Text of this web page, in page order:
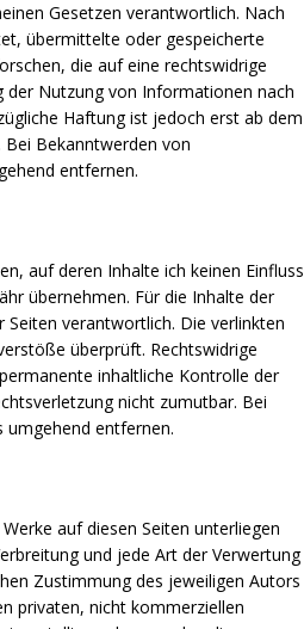
Gesetzen verantwortlich. Nach
übermittelte oder gespeicherte
die auf eine rechtswidrige
der Nutzung von Informationen nach
Haftung ist jedoch erst ab dem
Bekanntwerden von
entfernen.
auf deren Inhalte ich keinen Einfluss
übernehmen. Für die Inhalte der
verantwortlich. Die verlinkten
überprüft. Rechtswidrige
inhaltliche Kontrolle der
nicht zumutbar. Bei
umgehend entfernen.
auf diesen Seiten unterliegen
und jede Art der Verwertung
Zustimmung des jeweiligen Autors
privaten, nicht kommerziellen